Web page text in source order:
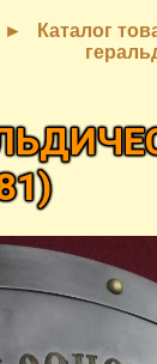
Каталог
)